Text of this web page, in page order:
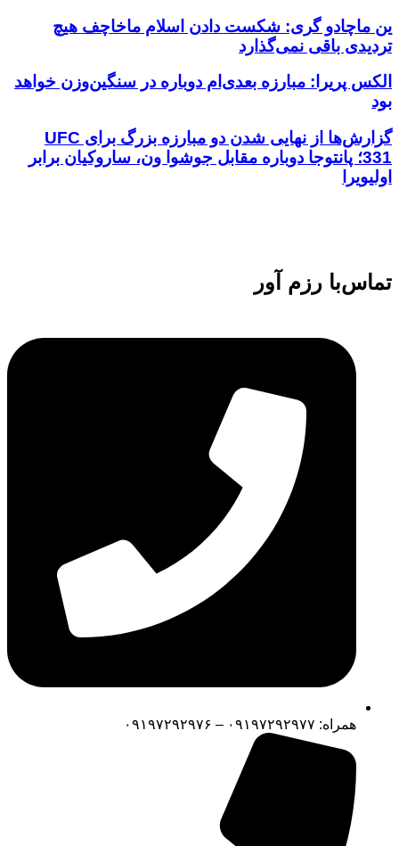
ین ماچادو گری: شکست دادن اسلام ماخاچف هیچ
تردیدی باقی نمی‌گذارد
الکس پریرا: مبارزه بعدی‌ام دوباره در سنگین‌وزن خواهد
بود
گزارش‌ها از نهایی شدن دو مبارزه بزرگ برای UFC
331؛ پانتوجا دوباره مقابل جوشوا ون، ساروکیان برابر
اولیویرا
تماس‌با رزم آور
همراه: ۰۹۱۹۷۲۹۲۹۷۷ – ۰۹۱۹۷۲۹۲۹۷۶